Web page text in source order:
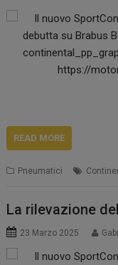
READ MORE
Pneumatici
La rilevazione
23 Marzo 2025